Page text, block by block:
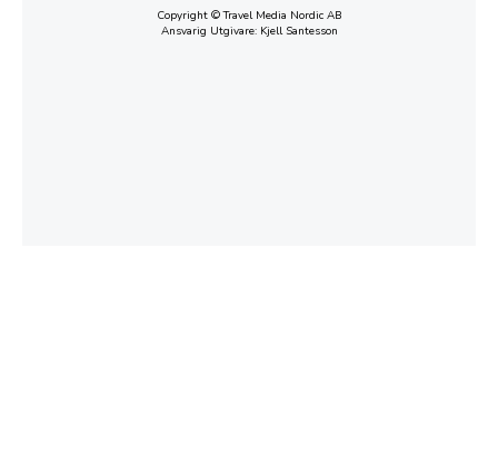
Copyright © Travel Media Nordic AB
Ansvarig Utgivare: Kjell Santesson